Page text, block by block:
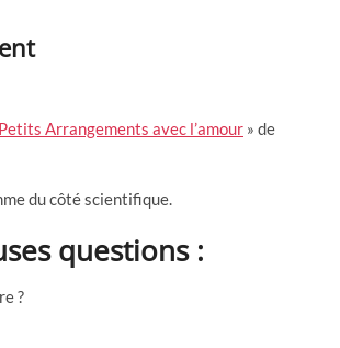
Petits Arrangements avec l’amour » de
du côté scientifique.
questions :
?